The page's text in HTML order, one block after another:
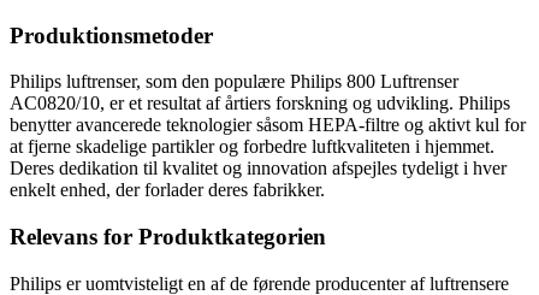
Produktionsmetoder
Philips luftrenser, som den populære Philips 800 Luftrenser
AC0820/10, er et resultat af årtiers forskning og udvikling. Philips
benytter avancerede teknologier såsom HEPA-filtre og aktivt kul for
at fjerne skadelige partikler og forbedre luftkvaliteten i hjemmet.
Deres dedikation til kvalitet og innovation afspejles tydeligt i hver
enkelt enhed, der forlader deres fabrikker.
Relevans for Produktkategorien
Philips er uomtvisteligt en af de førende producenter af luftrensere